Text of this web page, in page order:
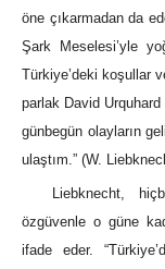
öne çıkarmadan da
Şark Meselesi’yle
Türkiye’deki koşullar
parlak David
günbegün olayların
ulaştım.” (W.
Liebknecht,
özgüvenle o güne
ifade eder.